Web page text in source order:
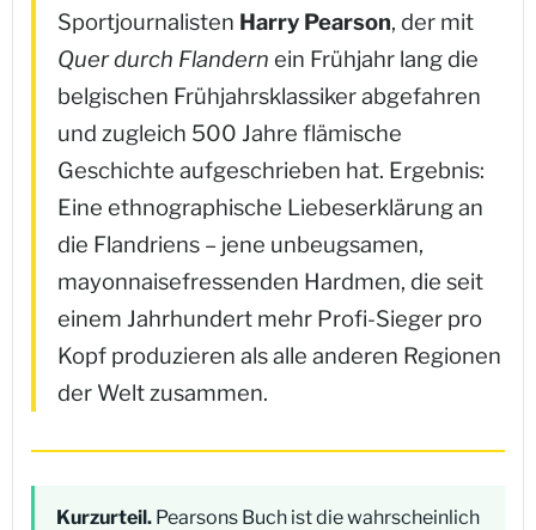
Sportjournalisten Harry Pearson, der mit
Quer durch Flandern ein Frühjahr lang die
belgischen Frühjahrsklassiker abgefahren
und zugleich 500 Jahre flämische
Geschichte aufgeschrieben hat. Ergebnis:
Eine ethnographische Liebeserklärung an
die Flandriens – jene unbeugsamen,
mayonnaisefressenden Hardmen, die seit
einem Jahrhundert mehr Profi-Sieger pro
Kopf produzieren als alle anderen Regionen
der Welt zusammen.
Kurzurteil. Pearsons Buch ist die wahrscheinlich